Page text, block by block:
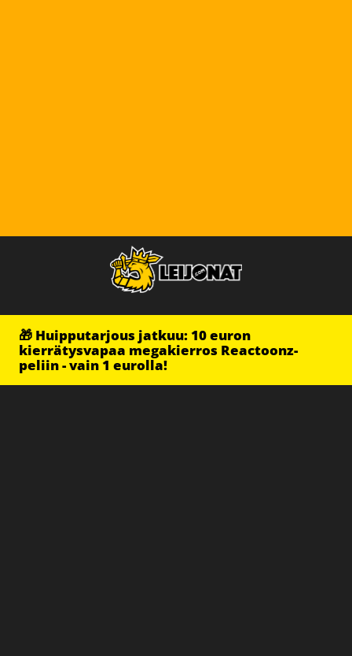
🎁 Huipputarjous jatkuu: 10 euron
kierrätysvapaa megakierros Reactoonz-
peliin - vain 1 eurolla!